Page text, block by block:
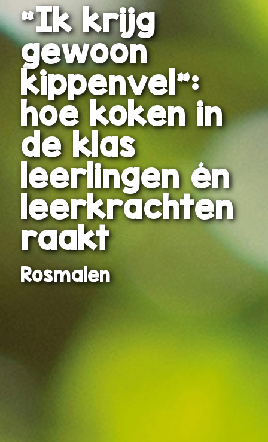
“Ik krijg
gewoon
kippenvel”:
hoe koken in
de klas
leerlingen én
leerkrachten
raakt
Rosmalen